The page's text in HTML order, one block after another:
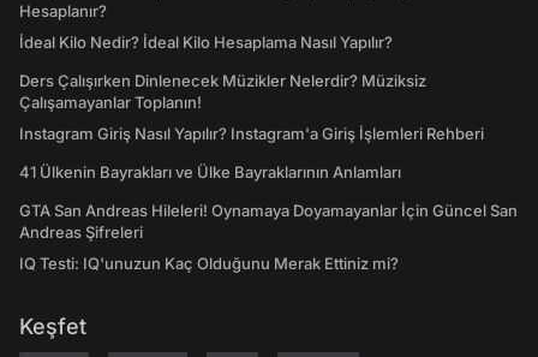
Hesaplanır?
İdeal Kilo Nedir? İdeal Kilo Hesaplama Nasıl Yapılır?
Ders Çalışırken Dinlenecek Müzikler Nelerdir? Müziksiz
Çalışamayanlar Toplanın!
Instagram Giriş Nasıl Yapılır? Instagram'a Giriş İşlemleri Rehberi
41 Ülkenin Bayrakları ve Ülke Bayraklarının Anlamları
GTA San Andreas Hileleri! Oynamaya Doyamayanlar İçin Güncel San
Andreas Şifreleri
IQ Testi: IQ'unuzun Kaç Olduğunu Merak Ettiniz mi?
Keşfet